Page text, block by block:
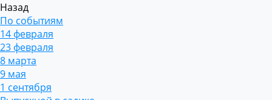
Назад
По событиям
14 февраля
23 февраля
8 марта
9 мая
1 сентября